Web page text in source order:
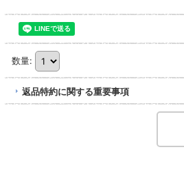
数量:
返品特約に関する重要事項